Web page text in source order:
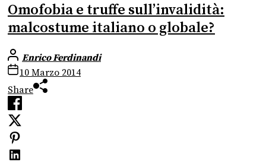
Omofobia e truffe sull’invalidità:
malcostume italiano o globale?
Enrico Ferdinandi
10 Marzo 2014
Share